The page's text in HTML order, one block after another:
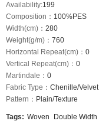
Availability:199
Composition： 100%PES
Width(cm)： 280
Weight(g/m)： 760
Horizontal Repeat(cm)： 0
Vertical Repeat(cm)： 0
Martindale： 0
Fabric Type： Chenille/Velvet
Pattern： Plain/Texture
Tags: Woven Double Width